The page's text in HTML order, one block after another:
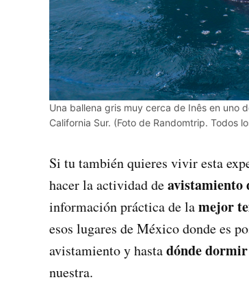
Una ballena gris muy cerca de Inês en uno
California Sur. (Foto de Randomtrip. Todos
Si tu también quieres vivir esta
hacer la actividad deavistamiento
información práctica de lamejor
esos lugares de México donde es
avistamiento y hastadónde dormir
nuestra.